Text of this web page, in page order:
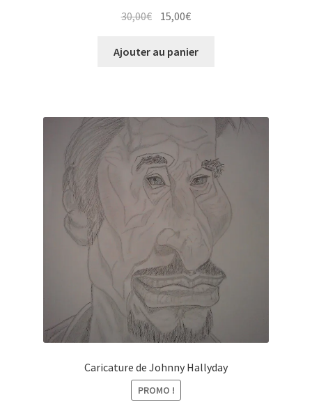
30,00€ Le
initial
15,00€Le
actuel
Ajouter au panier
Caricature de Johnny Hallyday
PROMO !